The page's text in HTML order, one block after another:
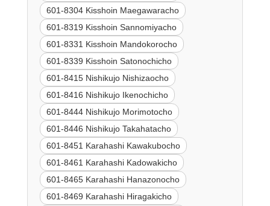
601-8304 Kisshoin Maegawaracho
601-8319 Kisshoin Sannomiyacho
601-8331 Kisshoin Mandokorocho
601-8339 Kisshoin Satonochicho
601-8415 Nishikujo Nishizaocho
601-8416 Nishikujo Ikenochicho
601-8444 Nishikujo Morimotocho
601-8446 Nishikujo Takahatacho
601-8451 Karahashi Kawakubocho
601-8461 Karahashi Kadowakicho
601-8465 Karahashi Hanazonocho
601-8469 Karahashi Hiragakicho